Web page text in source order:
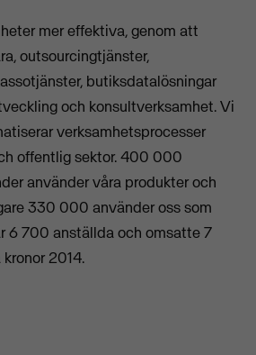
mer effektiva, genom att
outsourcingtjänster,
butiksdatalösningar
och konsultverksamhet. Vi
verksamhetsprocesser
offentlig sektor. 400 000
använder våra produkter och
330 000 använder oss som
6 700 anställda och omsatte 7
2014.